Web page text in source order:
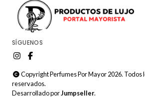
SÍGUENOS
Copyright Perfumes Por Mayor 2026. Todos
reservados.
Desarrollado porJumpseller.